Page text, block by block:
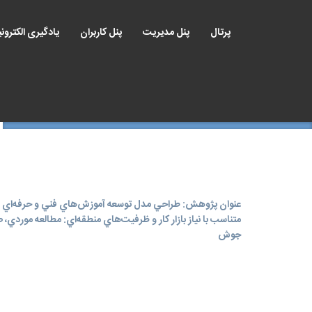
پرتال پنل مدیریت پنل کاربران یادگیری
عنوان پژوهش: طراحي مدل توسعه آموزش‌هاي فني و حرفه‌اي
متناسب با نياز بازار کار و ظرفيت‌هاي منطقه‌اي: مطالعه
جوش